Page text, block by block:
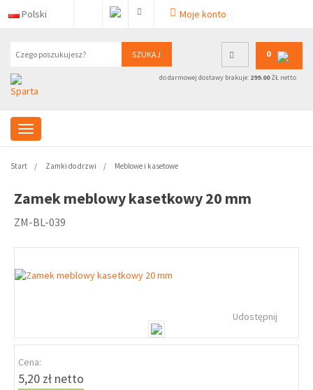
Polski Moje konto
SZUKAJ 0
do darmowej dostawy brakuje: 299.00ZŁ netto
Start Zamki do drzwi Meblowe i kasetowe
Zamek meblowy kasetkowy 20 mm
ZM-BL-039
Udostępnij
Cena:
5,20 zł netto